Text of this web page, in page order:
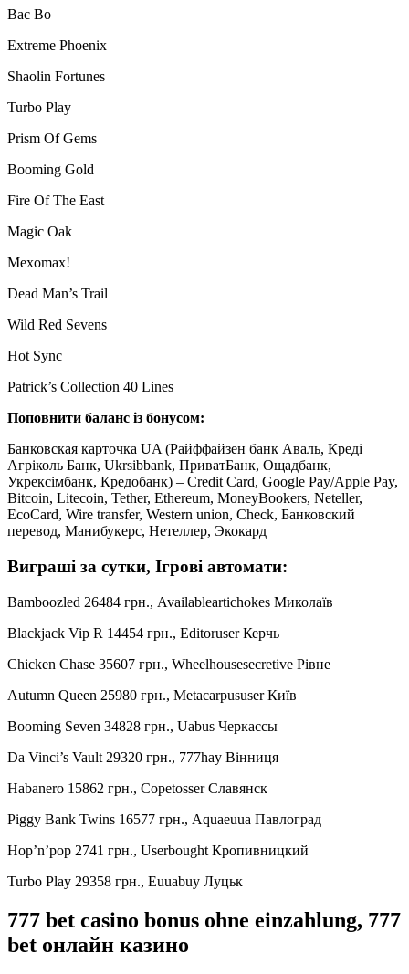
Bac Bo
Extreme Phoenix
Shaolin Fortunes
Turbo Play
Prism Of Gems
Booming Gold
Fire Of The East
Magic Oak
Mexomax!
Dead Man’s Trail
Wild Red Sevens
Hot Sync
Patrick’s Collection 40 Lines
Поповнити баланс із бонусом:
Банковская карточка UA (Райффайзен банк Аваль, Креді
Агріколь Банк, Ukrsibbank, ПриватБанк, Ощадбанк,
Укрексімбанк, Кредобанк) – Credit Card, Google Pay/Apple Pay,
Bitcoin, Litecoin, Tether, Ethereum, MoneyBookers, Neteller,
EcoCard, Wire transfer, Western union, Check, Банковский
перевод, Манибукерс, Нетеллер, Экокард
Виграші за сутки, Ігрові автомати:
Bamboozled 26484 грн., Availableartichokes Миколаїв
Blackjack Vip R 14454 грн., Editoruser Керчь
Chicken Chase 35607 грн., Wheelhousesecretive Рівне
Autumn Queen 25980 грн., Metacarpususer Київ
Booming Seven 34828 грн., Uabus Черкассы
Da Vinci’s Vault 29320 грн., 777hay Вінниця
Habanero 15862 грн., Copetosser Славянск
Piggy Bank Twins 16577 грн., Aquaeuua Павлоград
Hop’n’pop 2741 грн., Userbought Кропивницкий
Turbo Play 29358 грн., Euuabuy Луцьк
777 bet casino bonus ohne einzahlung, 777
bet онлайн казино